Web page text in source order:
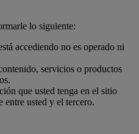
lo siguiente:
accediendo no es operado ni
servicios o productos
que usted tenga en el sitio
entre usted y el tercero.